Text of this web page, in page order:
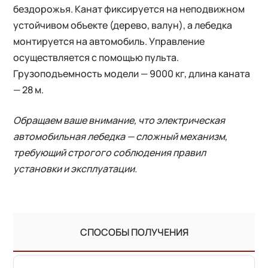
бездорожья. Канат фиксируется на неподвижном
устойчивом объекте (дерево, валун), а лебедка
монтируется на автомобиль. Управление
осуществляется с помощью пульта.
Грузоподъемность модели — 9000 кг, длина каната
— 28 м.
Обращаем ваше внимание, что электрическая
автомобильная лебедка — сложный механизм,
требующий строгого соблюдения правил
установки и эксплуатации.
СПОСОБЫ ПОЛУЧЕНИЯ